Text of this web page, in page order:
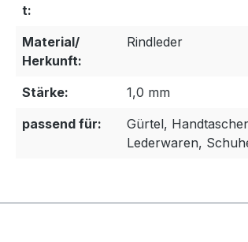
t:
Material/
Herkunft:
Rindleder
Stärke:
1,0 mm
passend für:
Gürtel,
Lederwaren,